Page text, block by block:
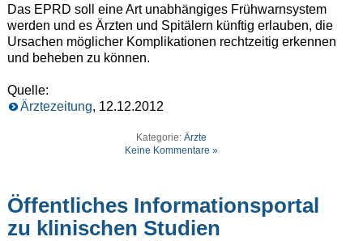
Das EPRD soll eine Art unabhängiges Frühwarnsystem
werden und es Ärzten und Spitälern künftig erlauben, die
Ursachen möglicher Komplikationen rechtzeitig erkennen
und beheben zu können.
Quelle:
Ärztezeitung, 12.12.2012
Kategorie:Ärzte
Keine Kommentare »
Öffentliches Informationsportal
zu klinischen Studien